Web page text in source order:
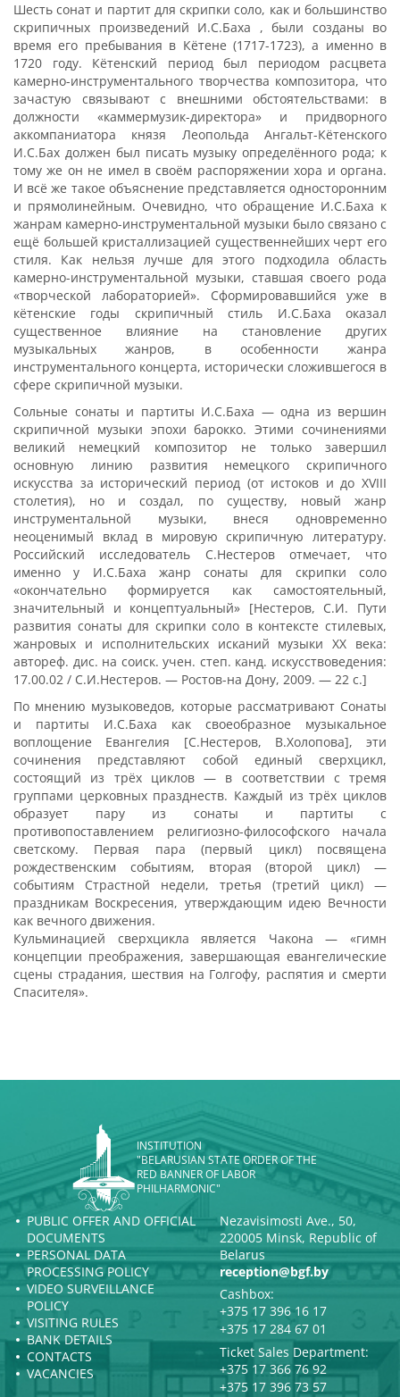
Шесть сонат и партит для скрипки соло, как и большинство
скрипичных произведений И.С.Баха , были созданы во
время его пребывания в Кётене (1717-1723), а именно в
1720 году. Кётенский период был периодом расцвета
камерно-инструментального творчества композитора, что
зачастую связывают с внешними обстоятельствами: в
должности «каммермузик-директора» и придворного
аккомпаниатора князя Леопольда Ангальт-Кётенского
И.С.Бах должен был писать музыку определённого рода; к
тому же он не имел в своём распоряжении хора и органа.
И всё же такое объяснение представляется односторонним
и прямолинейным. Очевидно, что обращение И.С.Баха к
жанрам камерно-инструментальной музыки было связано с
ещё большей кристаллизацией существеннейших черт его
стиля. Как нельзя лучше для этого подходила область
камерно-инструментальной музыки, ставшая своего рода
«творческой лабораторией». Сформировавшийся уже в
кётенские годы скрипичный стиль И.С.Баха оказал
существенное влияние на становление других
музыкальных жанров, в особенности жанра
инструментального концерта, исторически сложившегося в
сфере скрипичной музыки.
Сольные сонаты и партиты И.С.Баха — одна из вершин
скрипичной музыки эпохи барокко. Этими сочинениями
великий немецкий композитор не только завершил
основную линию развития немецкого скрипичного
искусства за исторический период (от истоков и до XVIII
столетия), но и создал, по существу, новый жанр
инструментальной музыки, внеся одновременно
неоценимый вклад в мировую скрипичную литературу.
Российский исследователь С.Нестеров отмечает, что
именно у И.С.Баха жанр сонаты для скрипки соло
«окончательно формируется как самостоятельный,
значительный и концептуальный» [Нестеров, С.И. Пути
развития сонаты для скрипки соло в контексте стилевых,
жанровых и исполнительских исканий музыки ХХ века:
автореф. дис. на соиск. учен. степ. канд. искусствоведения:
17.00.02 / С.И.Нестеров. — Ростов-на Дону, 2009. — 22 с.]
По мнению музыковедов, которые рассматривают Сонаты
и партиты И.С.Баха как своеобразное музыкальное
воплощение Евангелия [С.Нестеров, В.Холопова], эти
сочинения представляют собой единый сверхцикл,
состоящий из трёх циклов — в соответствии с тремя
группами церковных празднеств. Каждый из трёх циклов
образует пару из сонаты и партиты с
противопоставлением религиозно-философского начала
светскому. Первая пара (первый цикл) посвящена
рождественским событиям, вторая (второй цикл) —
событиям Страстной недели, третья (третий цикл) —
праздникам Воскресения, утверждающим идею Вечности
как вечного движения.
Кульминацией сверхцикла является Чакона — «гимн
концепции преображения, завершающая евангелические
сцены страдания, шествия на Голгофу, распятия и смерти
Спасителя».
INSTITUTION
"BELARUSIAN STATE ORDER OF THE
RED BANNER OF LABOR
PHILHARMONIC"
PUBLIC OFFER AND OFFICIAL
DOCUMENTS
PERSONAL DATA
PROCESSING POLICY
VIDEO SURVEILLANCE
POLICY
VISITING RULES
BANK DETAILS
CONTACTS
VACANCIES
Nezavisimosti Ave., 50,
220005 Minsk, Republic of
Belarus
reception@bgf.by
Cashbox:
+375 17 396 16 17
+375 17 284 67 01
Ticket Sales Department:
+375 17 366 76 92
+375 17 396 73 57